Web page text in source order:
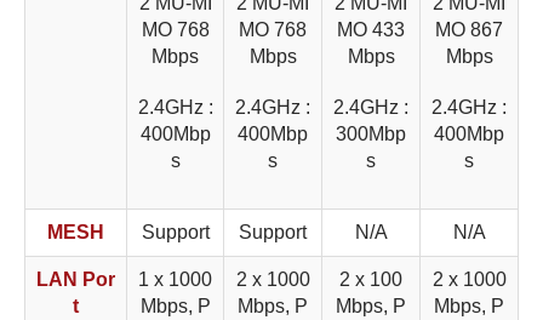
MO 768
Mbps
2.4GHz :
400Mbp
s
MO 768
Mbps
2.4GHz :
400Mbp
s
MO 433
Mbps
2.4GHz :
300Mbp
s
MO 867
Mbps
2.4GHz :
400Mbp
s
MESH Support Support N/A N/A
LAN Por
t
1 x 1000
Mbps, P
2 x 1000
Mbps, P
2 x 100
Mbps, P
2 x 1000
Mbps, P